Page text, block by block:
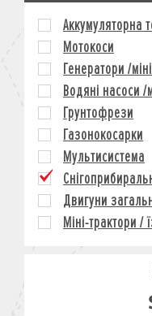
КОРПОРАТИВНИМ
МОТОЦИКЛИ
КРЕДИТ
СТРАХУВАННЯ
КОРПОРАТИВНИМ
Аккумуляторна
Мотокоси
Генератори /
Водяні насоси
Грунтофрези
Газонокосарки
Мультисистема
Двигуни
Міні-трактори /